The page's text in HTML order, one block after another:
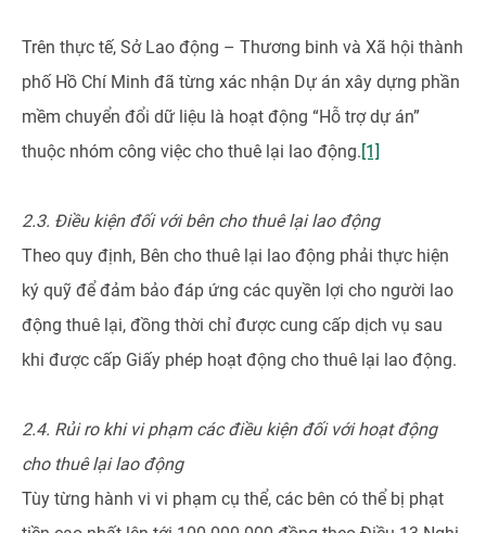
Trên thực tế, Sở Lao động – Thương binh và Xã hội thành
phố Hồ Chí Minh đã từng xác nhận Dự án xây dựng phần
mềm chuyển đổi dữ liệu là hoạt động “Hỗ trợ dự án”
thuộc nhóm công việc cho thuê lại lao động. [1]
2.3. Điều kiện đối với bên cho thuê lại lao động
Theo quy định, Bên cho thuê lại lao động phải thực hiện
ký quỹ để đảm bảo đáp ứng các quyền lợi cho người lao
động thuê lại, đồng thời chỉ được cung cấp dịch vụ sau
khi được cấp Giấy phép hoạt động cho thuê lại lao động.
2.4. Rủi ro khi vi phạm các điều kiện đối với hoạt động
cho thuê lại lao động
Tùy từng hành vi vi phạm cụ thể, các bên có thể bị phạt